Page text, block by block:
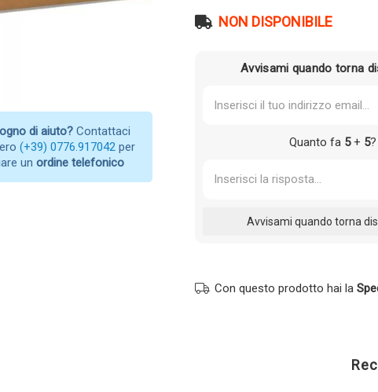
di aiuto? Contattaci
(+39) 0776.917042 per
un ordine telefonico
era:
NON DISPONIBILE
Avvisami quando torna
Quanto fa 5+ 5?
Con questo prodotto hai la